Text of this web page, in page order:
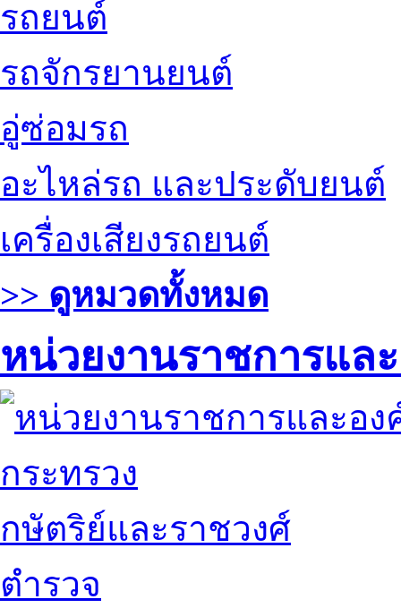
รถยนต์
รถจักรยานยนต์
อู่ซ่อมรถ
อะไหล่รถ และประดับยนต์
เครื่องเสียงรถยนต์
>> ดูหมวดทั้งหมด
หน่วยงานราชการแล
กระทรวง
กษัตริย์และราชวงศ์
ตำรวจ